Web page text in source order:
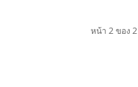
หน้า 2 ของ 2